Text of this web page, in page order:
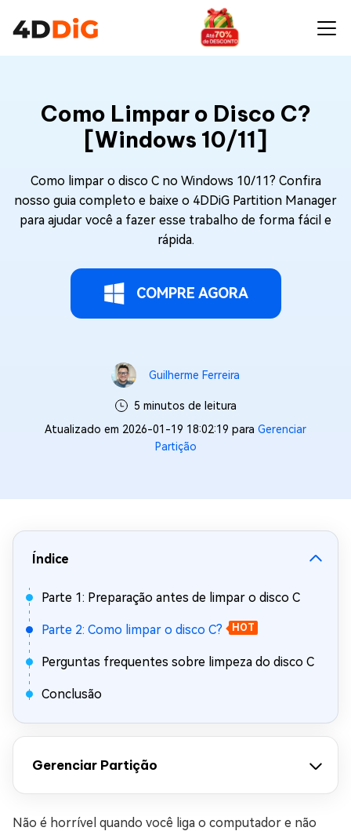
Como Limpar o Disco C?
[Windows 10/11]
Como limpar o disco C no Windows 10/11? Confira
nosso guia completo e baixe o 4DDiG Partition Manager
para ajudar você a fazer esse trabalho de forma fácil e
rápida.
COMPRE AGORA
Guilherme Ferreira
5 minutos de leitura
Atualizado em 2026-01-19 18:02:19 para Gerenciar
Partição
Índice
Parte 1: Preparação antes de limpar o disco C
Parte 2: Como limpar o disco C? HOT
Perguntas frequentes sobre limpeza do disco C
Conclusão
Gerenciar Partição
Não é horrível quando você liga o computador e não